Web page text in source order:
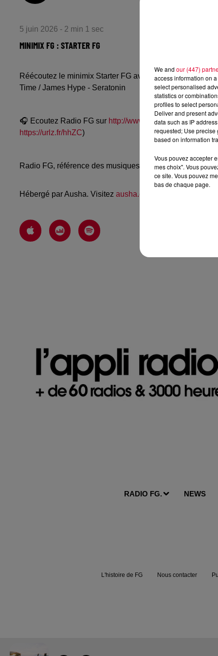
5 juin 2026 - 2 min 1 sec
MINIMIX FG : STARTER FG
Réécoutez le minimix Starter FG avec Jean Philippe &
Time / James Hype - Seratonin
🎧 Ecoutez Radio FG sur http://www.radiofg.com📱 et sur
https://urlz.fr/hhZC)
Radio FG, référence des musiques électroniques,
Hébergé par Ausha. Visitez ausha.co/politique-de-
RADIO FG. NEWS
L'histoire de FG Nous contacter
We and our (447)
access information on
select personalised
statistics or
profiles to select
Deliver and present
data such as IP
requested; Use precise
based on information
Vous pouvez accepter
mes choix". Vous
ce site. Vous pouvez
bas de chaque page.